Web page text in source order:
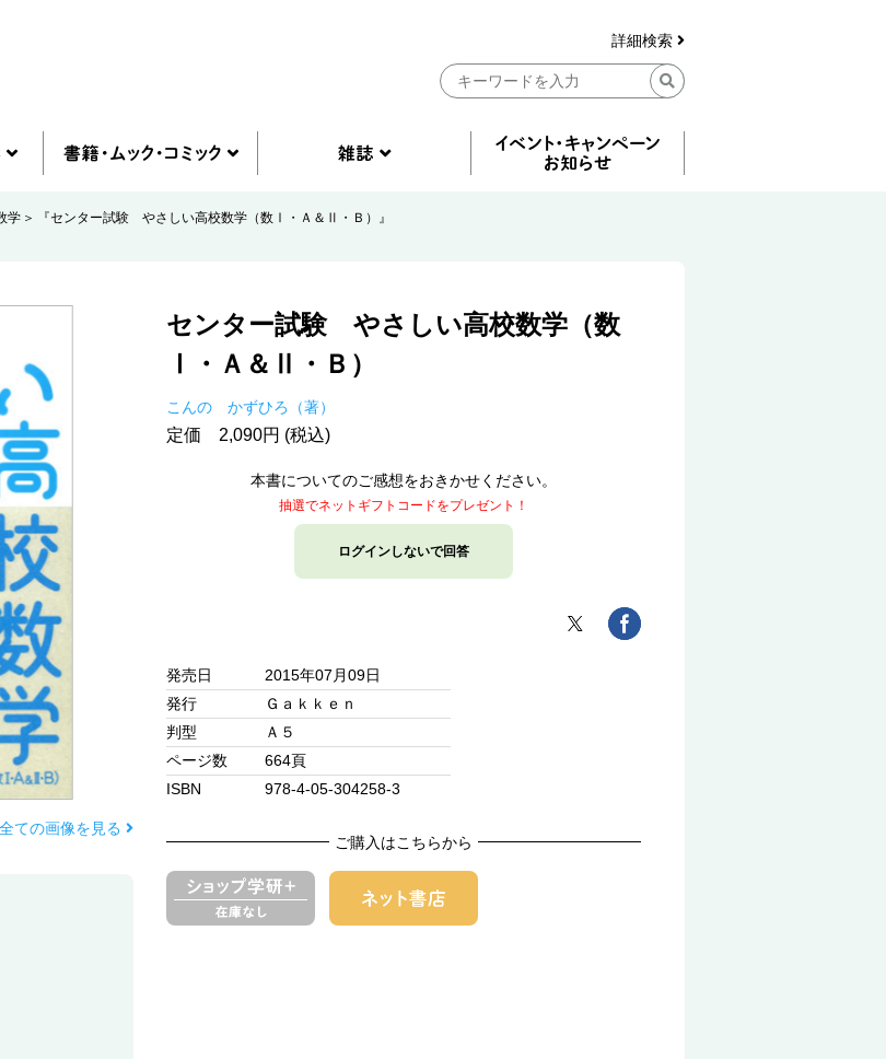
詳細検索
学 『センター試験 やさしい高校数学（数Ⅰ・Ａ＆Ⅱ・Ｂ）』
ての画像を見る
センター試験 やさしい高校数学（数
Ⅰ・Ａ＆Ⅱ・Ｂ）
こんの かずひろ（著）
定価 2,090円 (税込)
本書についてのご感想をおきかせください。
抽選でネットギフトコードをプレゼント！
ログインしないで回答
発売日
2015年07月09日
発行
Ｇａｋｋｅｎ
判型
Ａ５
ページ数
664頁
ISBN
978-4-05-304258-3
ご購入はこちらから